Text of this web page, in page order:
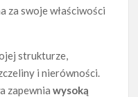
za swoje właściwości
strukturze,
i nierówności.
zapewniawysoką